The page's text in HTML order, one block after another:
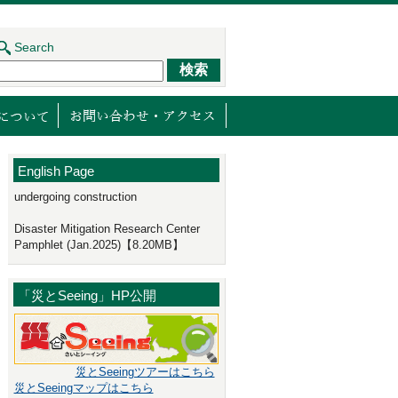
ェクト センターの取り組み減災館について
Search
English Page
undergoing construction
Disaster Mitigation Research Center
Pamphlet (Jan.2025)【8.20MB】
「災とSeeing」HP公開
災とSeeingツアーはこちら
災とSeeingマップはこちら